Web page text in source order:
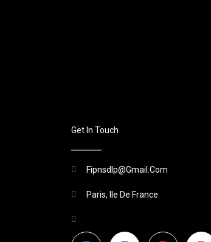
Get In Touch
Fipnsdlp@gmail.com
Paris, Ile De France